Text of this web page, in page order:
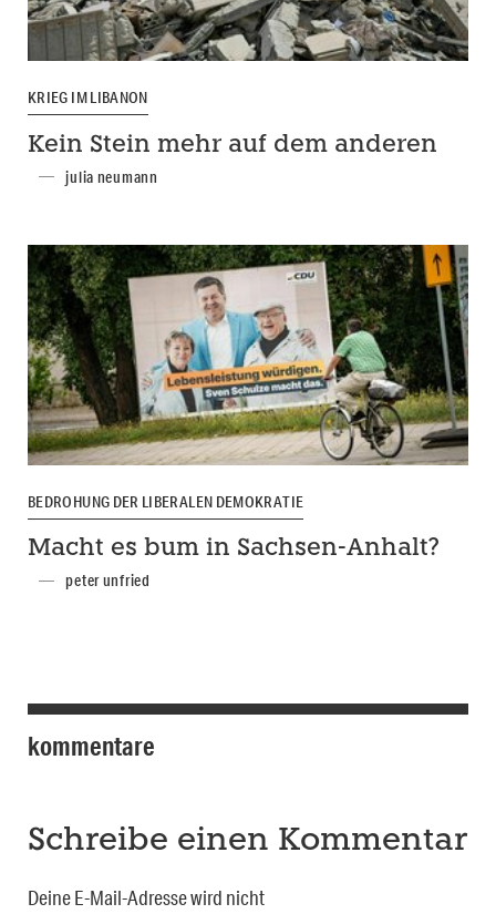
KRIEG IM LIBANON
Kein Stein mehr auf dem anderen
julia neumann
BEDROHUNG DER LIBERALEN DEMOKRATIE
Macht es bum in Sachsen-Anhalt?
peter unfried
kommentare
Schreibe einen Kommentar
Deine E-Mail-Adresse wird nicht